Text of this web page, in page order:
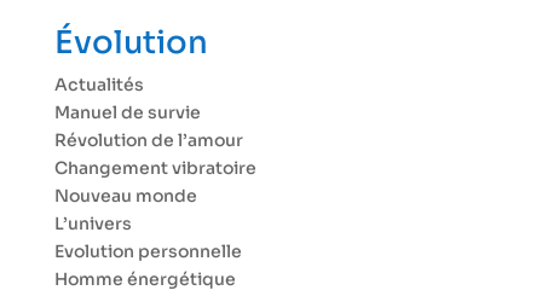
Évolution
Actualités
Manuel de survie
Révolution de l’amour
Changement vibratoire
Nouveau monde
L’univers
Evolution personnelle
Homme énergétique